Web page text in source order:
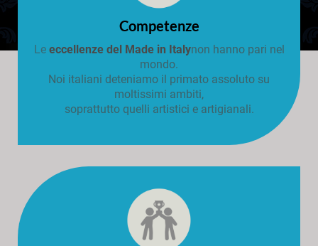
Competenze
Le eccellenze del Made in Italynon hanno pari nel
mondo.
Noi italiani deteniamo il primato assoluto su
moltissimi ambiti,
soprattutto quelli artistici e artigianali.